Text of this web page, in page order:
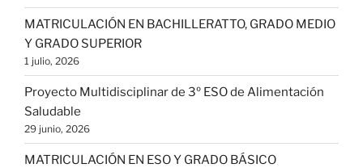
MATRICULACIÓN EN BACHILLERATTO, GRADO MEDIO
Y GRADO SUPERIOR
1 julio, 2026
Proyecto Multidisciplinar de 3º ESO de Alimentación
Saludable
29 junio, 2026
MATRICULACIÓN EN ESO Y GRADO BÁSICO